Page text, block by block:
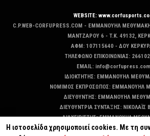
WEBSITE:
C.P.WEB-CORFUPRESS.COM - ΕΜΜΑΝΟΥΗΛ
MANTZAΡΟΥ 6 - T.K. 49132,
ΑΦΜ: 107115640 - ΔΟΥ
ΤΗΛΕΦΩΝΟ ΕΠΙΚΟΙΝΩΝΙΑΣ:
EMAIL: info@corfupress.com
ΙΔΙΟΚΤΗΤΗΣ: EMMANOYΗΛ
ΝΟΜΙΜΟΣ ΕΚΠΡΟΣΩΠΟΣ: EMMANOYΗΛ
ΔΙΕΥΘΥΝΤΗΣ: EMMANOYΗΛ
ΔΙΕΥΘΥΝΤΡΙΑ ΣΥΝΤΑΞΗΣ: ΝΙΚΟΛΑΪΣ
ΔΙΑΧΕΙΡΙΣΤΗΣ: EMMANOYΗΛ
ΔΙΚΑΙΟΥΧΟΣ DOMAIN: ΕΜΜΑΝΟΥΗΛ
Η ιστοσελίδα χρησιμοποιεί cookies. Με τη